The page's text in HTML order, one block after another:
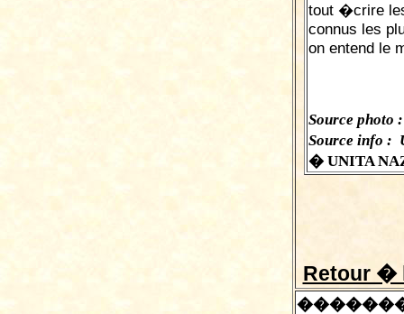
tout �crire
connus les
on entend le
Source photo
Source info :
� UNITA
Retour �